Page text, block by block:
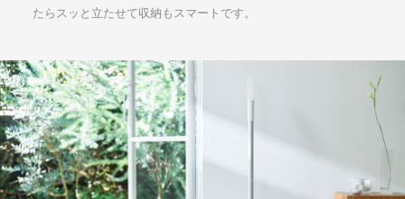
たらスッと立たせて収納もスマートです。